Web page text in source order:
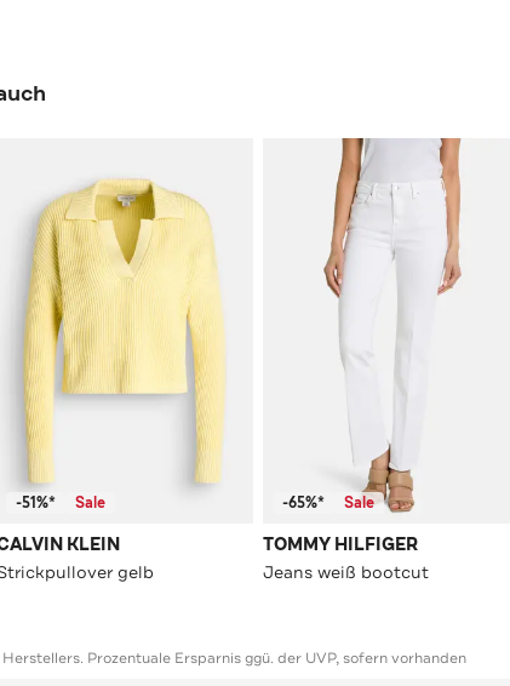
-51%* Sale
KLEIN
gelb
-65%* Sale
TOMMY HILFIGER
Jeans weiß bootcut
Prozentuale Ersparnis ggü. der UVP, sofern vorhanden